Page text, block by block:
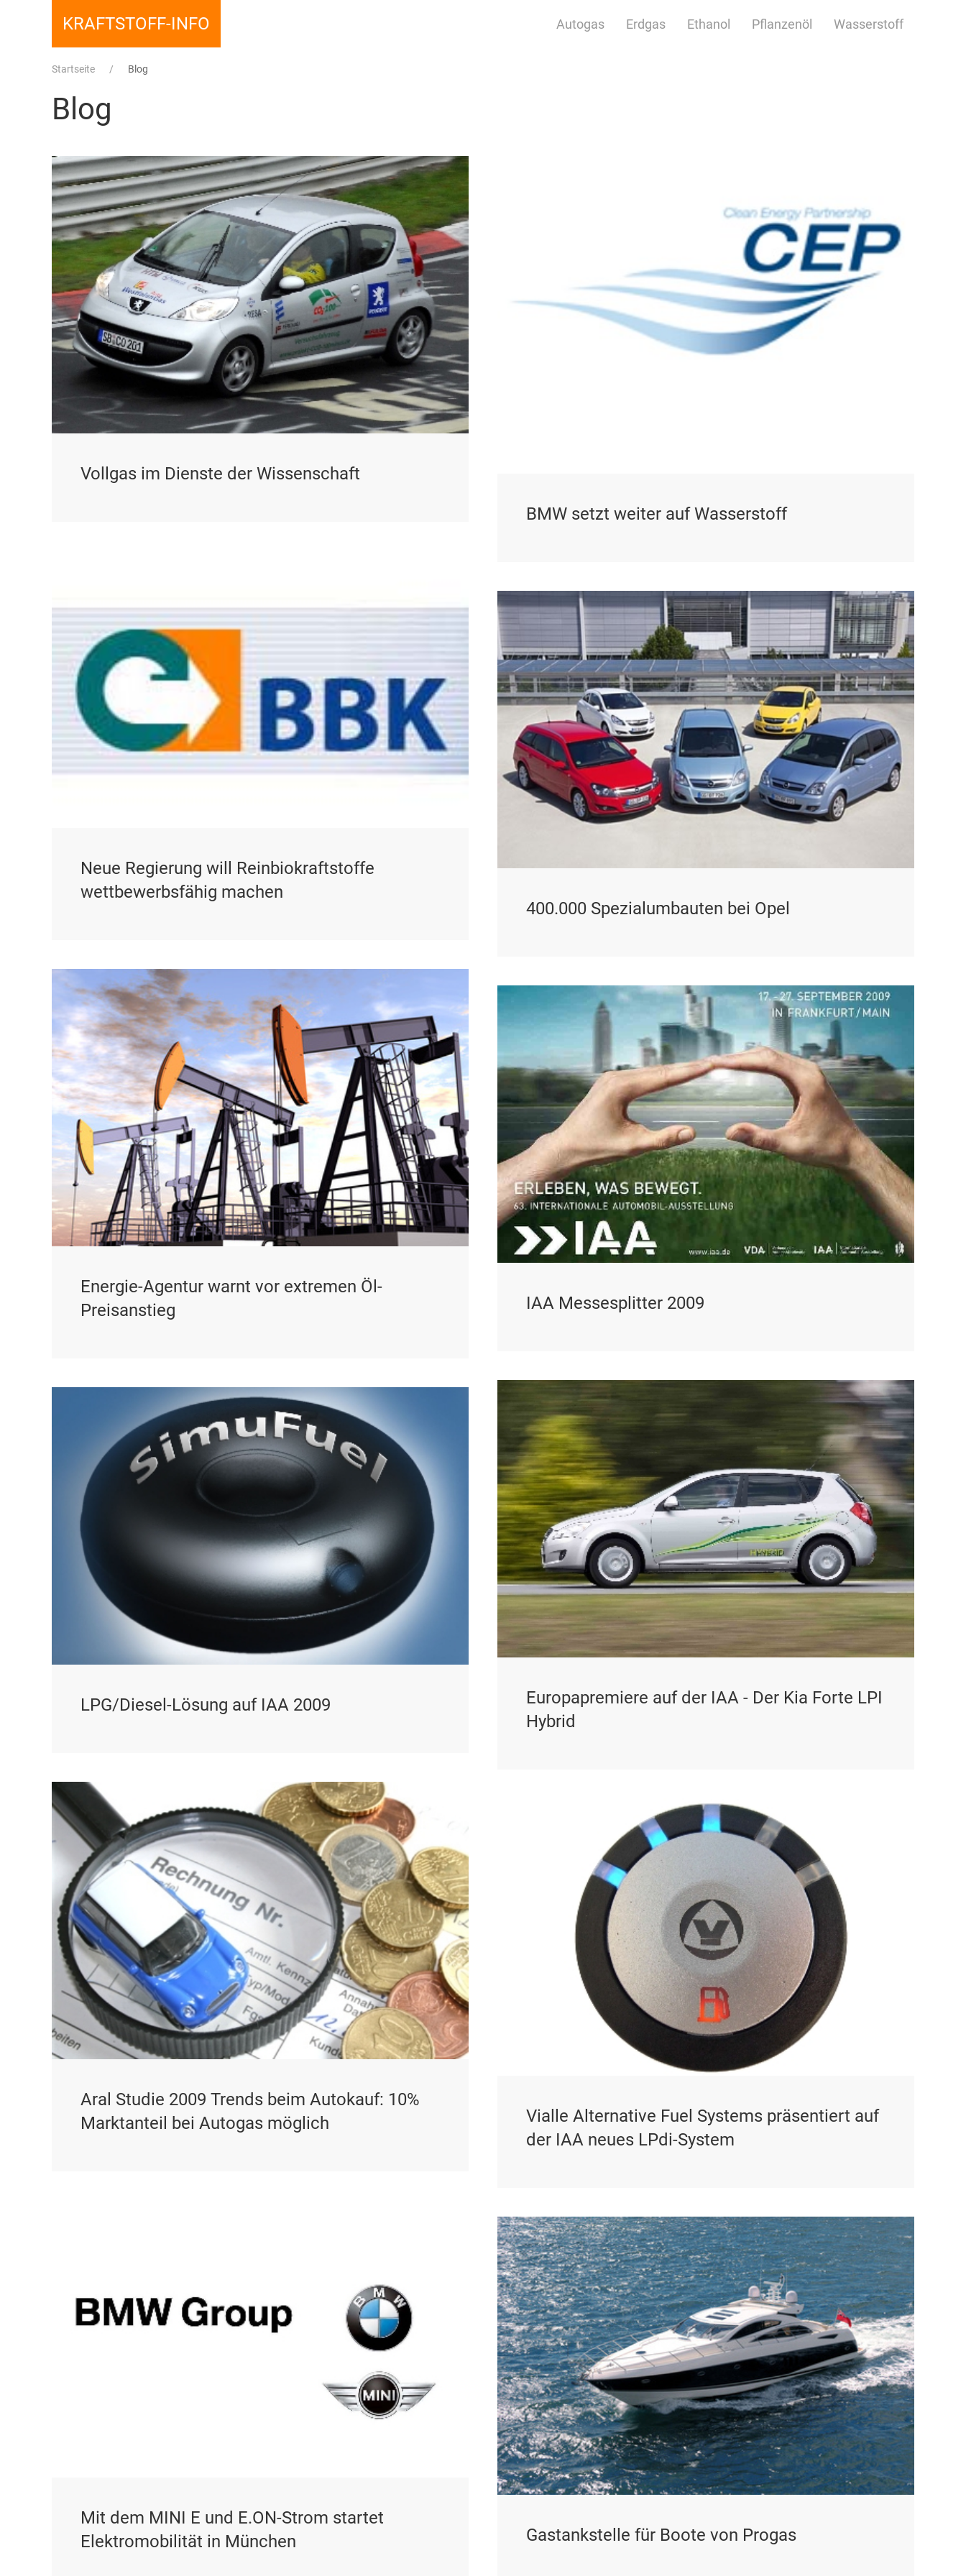
KRAFTSTOFF-INFO Autogas Erdgas Ethanol Pflanzenöl Wasserstoff
Startseite Blog
Blog
Vollgas im Dienste der Wissenschaft
BMW setzt weiter auf Wasserstoff
Neue Regierung will Reinbiokraftstoffe
wettbewerbsfähig machen
400.000 Spezialumbauten bei Opel
Energie-Agentur warnt vor extremen Öl-
Preisanstieg
IAA Messesplitter 2009
Europapremiere auf der IAA - Der Kia Forte LPI
Hybrid
LPG/Diesel-Lösung auf IAA 2009
Aral Studie 2009 Trends beim Autokauf: 10%
Marktanteil bei Autogas möglich
Vialle Alternative Fuel Systems präsentiert auf
der IAA neues LPdi-System
Mit dem MINI E und E.ON-Strom startet
Elektromobilität in München
Gastankstelle für Boote von Progas